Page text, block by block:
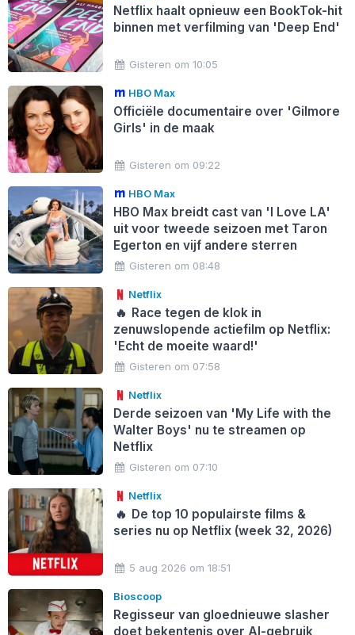
Netflix haalt opnieuw een BookTok-hit
binnen met verfilming van 'Deep End'
Gisteren om 10:05
HBO Max
Officiële documentaire over 'Gilmore
Girls' in de maak
Gisteren om 09:22
HBO Max
HBO Max breidt cast van 'I Love LA'
uit voor tweede seizoen met Taron
Egerton en vijf andere sterren
Gisteren om 08:48
Netflix
🔥 Race tegen de klok in
zenuwslopende actiefilm op Netflix:
'Echt de moeite waard!'
Gisteren om 07:58
Netflix
Derde seizoen van 'My Life with the
Walter Boys' nu te streamen op
Netflix
Gisteren om 07:10
Netflix
🔥 De top 10 populairste films &
series nu op Netflix (week 32, 2026)
5 aug 2026 om 18:51
Bioscoop
Regisseur van gloednieuwe slasher
doet bekentenis over AI-gebruik